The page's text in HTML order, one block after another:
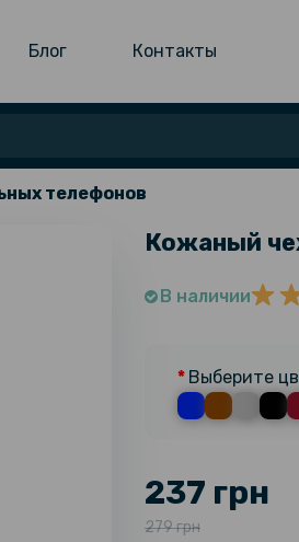
Блог Контакты
телефонов
Кожаный
В наличии
Выберите
237 грн
279 грн